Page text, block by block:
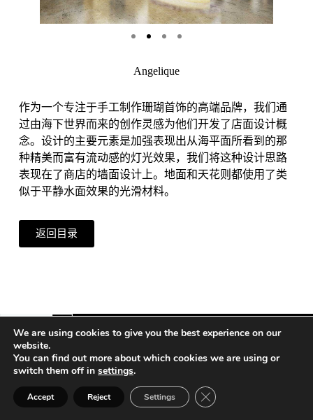
Angelique
作为一个专注于手工制作珊瑚首饰的高端品牌，我们通
过由海下世界而来的创作灵感为他们开发了店面设计概
念。设计的主要元素是加强表现出从海平面所看到的那
种精美而富有流动感的灯光效果，我们将这种设计思路
表现在了商店的墙面设计上。地面和天花则都使用了类
似于平静水面效果的光滑材料。
返回目录
Vienna | Beijing | Shanghai | Hong Kong | Riyadh
We are using cookies to give you the best experience on our
website.
You can find out more about which cookies we are using or
switch them off in settings.
Accept Reject Settings Close GDPR Cookie